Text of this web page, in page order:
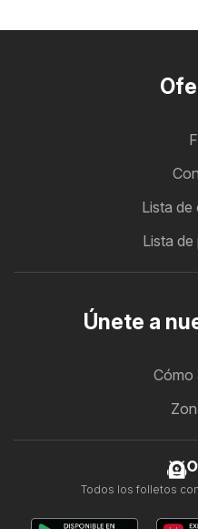
Lista de
Lista
Únete a
Cómo
Todos los folletos